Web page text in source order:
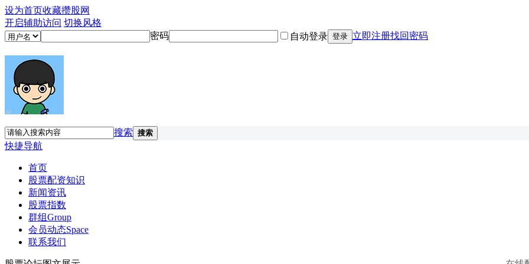
设为首页收藏攒股网
开启辅助访问 切换风格
密码
自动登录 登录 立即注册找回密码
搜索 搜索
快捷导航
首页
股票配资知识
新闻资讯
股票指数
群组Group
会员动态Space
联系我们